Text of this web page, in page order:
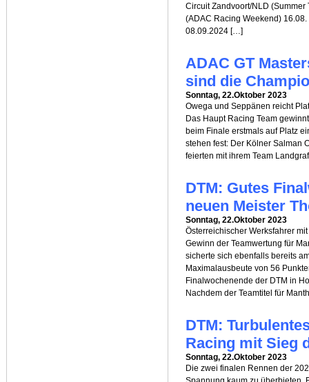
Circuit Zandvoort/NLD
(ADAC Racing Weekend)
08.09.2024 […]
ADAC GT
sind die
Sonntag, 22.Oktober 2023
Owega und Seppänen reicht
Das Haupt Racing Team
beim Finale erstmals auf Platz
stehen fest: Der Kölner Salman
feierten mit ihrem Team
DTM: Gutes
neuen Meister
Sonntag, 22.Oktober 2023
Österreichischer Werksfahrer
Gewinn der Teamwertung für
sicherte sich ebenfalls bereits
Maximalausbeute von 56
Finalwochenende der DTM in
Nachdem der Teamtitel für
DTM:
Racing mit Sieg
Sonntag, 22.Oktober 2023
Die zwei finalen Rennen der